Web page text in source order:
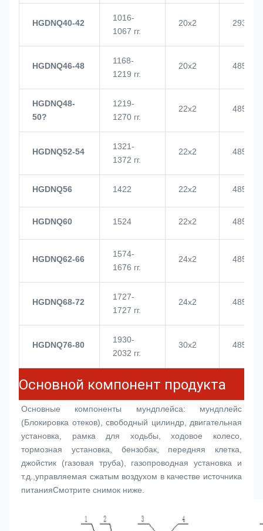
HGDNQ40-42
1016-
1067 гг.
20х2 2937
HGDNQ46-48
1168-
1219 гг.
20х2 4855
HGDNQ48-
50?
1219-
1270 гг.
22х2 4855
HGDNQ52-54
1321-
1372 гг.
22х2 4855
HGDNQ56 1422 22х2 4855
HGDNQ60 1524 22х2 4855
HGDNQ62-66
1574-
1676 гг.
24х2 4855
HGDNQ68-72
1727-
1727 гг.
24х2 4855
HGDNQ76-80
1930-
2032 гг.
30х2 4855
Основной компонент продукта
Основные компоненты мундплейса: мундплейс
(Блокировка отеков), свободный цилиндр, двигательная
установка, рамка для ходьбы, ходовое колесо,
тормозная установка, бензобак, передняя клетка,
джойстик (газовая труба), газопроводная установка и
т.д.,управляемая сжатым воздухом в качестве источника
питанияСмотрите снимок ниже.